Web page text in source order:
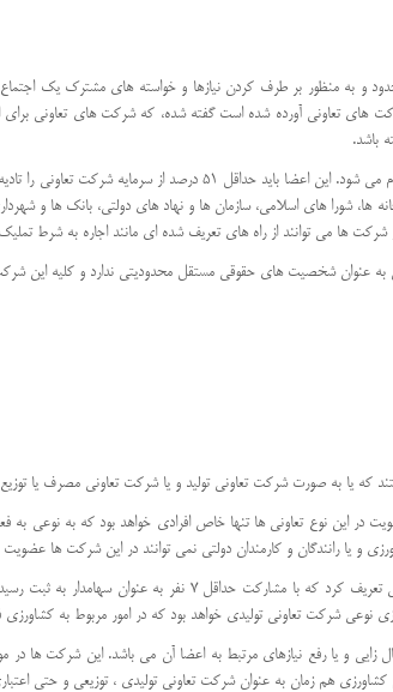
و به منظور بر طرف کردن نیازها و خواسته های مشترک یک
های تعاونی آورده شده است گفته شده، که شرکت های تعاونی
باشد.
ثبت شرکت تعاونی توسط حداقل هفت نفر به عنوان سهامدار
ها، شورا های اسلامی، سازمان ها و نهاد های دولتی، بانک ها و
شخصیت های حقوقی مستقل محدودیتی ندارد و کلیه این شرکت
یا به صورت شرکت تعاونی تولید و یا شرکت تعاونی مصرف یا
نوع تعاونی ها تنها خاص افرادی خواهد بود که به نوعی به
و یا رانندگان و کارمندان دولتی نمی توانند در این شرکت ها عضویت
بر این اساس باید شرکت تعاونی کشاورزی را نوعی شرکت
نوعی شرکت تعاونی تولیدی خواهد بود که در امور مربوط به
زایی و یا رفع نیازهای مرتبط به اعضا آن می باشد. این شرکت ها در
هم زمان به عنوان شرکت تعاونی تولیدی ، توزیعی و حتی